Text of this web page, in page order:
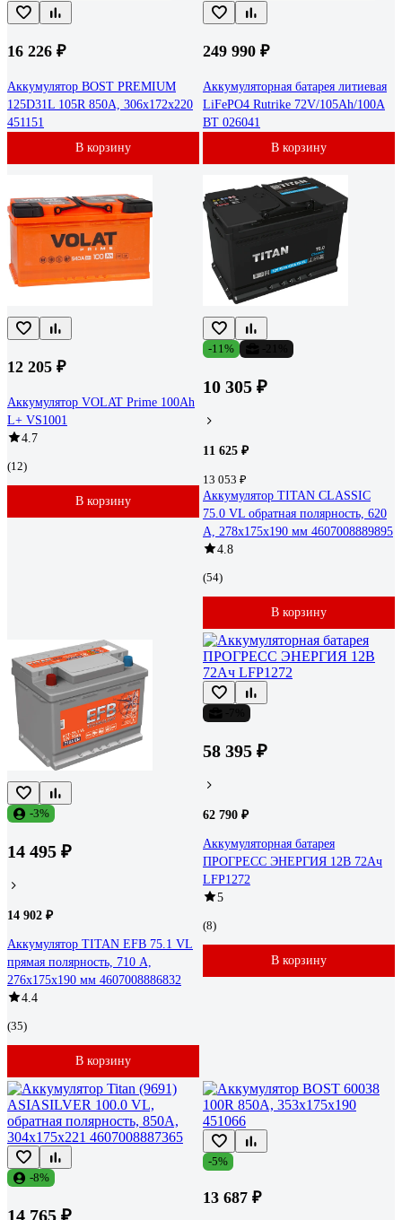
16 226 ₽
Аккумулятор BOST PREMIUM
125D31L 105R 850A, 306x172x220
451151
В корзину
249 990 ₽
Аккумуляторная батарея литиевая
LiFePO4 Rutrike 72V/105Ah/100A
BT 026041
В корзину
12 205 ₽
Аккумулятор VOLAT Prime 100Ah
L+ VS1001
4.7
(12)
В корзину
-11%
10 305 ₽
11 625 ₽
13 053 ₽
Аккумулятор TITAN CLASSIC
75.0 VL обратная полярность, 620
А, 278x175x190 мм 4607008889895
4.8
(54)
В корзину
-3%
14 495 ₽
14 902 ₽
Аккумулятор TITAN EFB 75.1 VL
прямая полярность, 710 А,
276x175x190 мм 4607008886832
4.4
(35)
В корзину
58 395 ₽
62 790 ₽
Аккумуляторная батарея
ПРОГРЕСС ЭНЕРГИЯ 12В 72Ач
LFP1272
5
(8)
В корзину
-8%
14 765 ₽
-5%
13 687 ₽